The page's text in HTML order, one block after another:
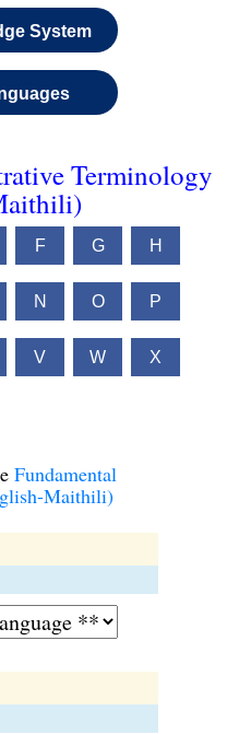
System
Terminology
F G H
N O P
V W X
Fundamental
Maithili)